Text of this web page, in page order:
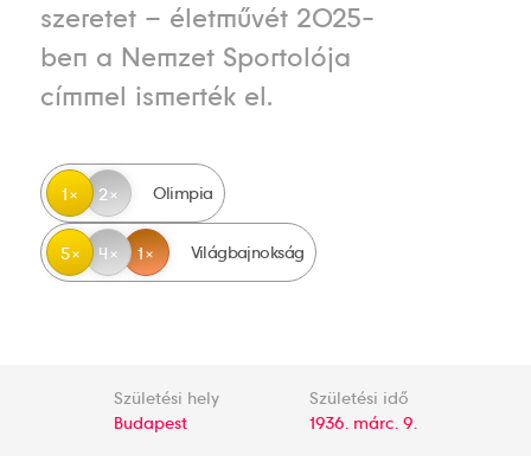
szeretet – életművét 2025-
ben a Nemzet Sportolója
címmel ismerték el.
1 2 Olimpia
5 4 1 Világbajnokság
Születési hely
Budapest
Születési idő
1936. márc. 9.